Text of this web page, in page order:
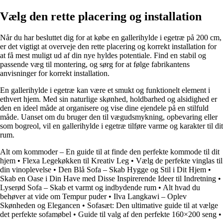
Vælg den rette placering og installation
Når du har besluttet dig for at købe en gallerihylde i egetræ på 200 cm,
er det vigtigt at overveje den rette placering og korrekt installation for
at få mest muligt ud af din nye hyldes potentiale. Find en stabil og
passende væg til montering, og sørg for at følge fabrikantens
anvisninger for korrekt installation.
En gallerihylde i egetræ kan være et smukt og funktionelt element i
ethvert hjem. Med sin naturlige skønhed, holdbarhed og alsidighed er
den en ideel måde at organisere og vise dine ejendele på en stilfuld
måde. Uanset om du bruger den til vægudsmykning, opbevaring eller
som bogreol, vil en gallerihylde i egetræ tilføre varme og karakter til dit
rum.
Alt om kommoder – En guide til at finde den perfekte kommode til dit
hjem • Flexa Legekøkken til Kreativ Leg • Vælg de perfekte vinglas til
din vinoplevelse • Den Blå Sofa – Skab Hygge og Stil i Dit Hjem •
Skab en Oase i Din Have med Disse Inspirerende Ideer til Indretning •
Lyserød Sofa – Skab et varmt og indbydende rum • Alt hvad du
behøver at vide om Tempur puder• Ilva Langkawi – Oplev
Skønheden og Elegancen • Sofasæt: Den ultimative guide til at vælge
det perfekte sofamøbel • Guide til valg af den perfekte 160×200 seng •